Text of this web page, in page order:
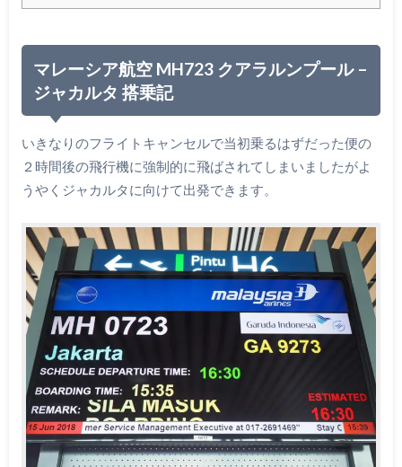
マレーシア航空 MH723 クアラルンプール –
ジャカルタ 搭乗記
いきなりのフライトキャンセルで当初乗るはずだった便の
２時間後の飛行機に強制的に飛ばされてしまいましたがよ
うやくジャカルタに向けて出発できます。